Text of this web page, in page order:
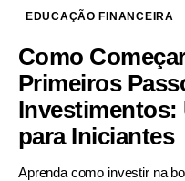
EDUCAÇÃO FINANCEIRA
Como
Primeiros
Investimentos:
para Iniciantes
Aprenda como investir na